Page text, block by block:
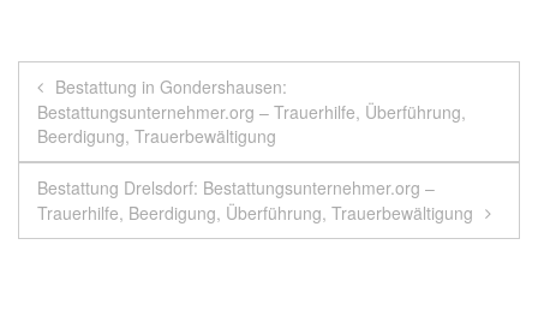
Beitragsnavigation
Bestattung in Gondershausen:
Bestattungsunternehmer.org – Trauerhilfe, Überführung,
Beerdigung, Trauerbewältigung
Bestattung Drelsdorf: Bestattungsunternehmer.org –
Trauerhilfe, Beerdigung, Überführung, Trauerbewältigung